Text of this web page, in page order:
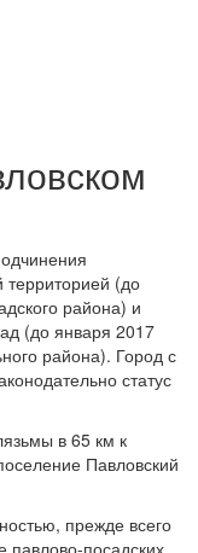
территорией (до
района) и
(до января 2017
района). Го­род с
ста­тус
в 65 км к
Павловский
прежде всего